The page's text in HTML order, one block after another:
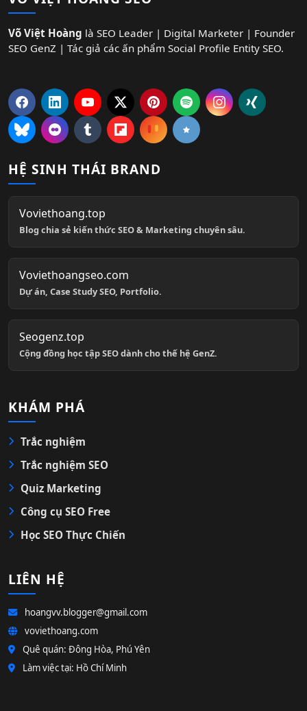
Võ Việt Hoàng là SEO Leader | Digital Marketer | Founder
SEO GenZ | Tác giả các ấn phẩm Social Profile Entity SEO.
HỆ SINH THÁI BRAND
Voviethoang.top
Blog chia sẻ kiến thức SEO & Marketing chuyên sâu.
Voviethoangseo.com
Dự án, Case Study SEO, Portfolio.
Seogenz.top
Cộng đồng học tập SEO dành cho thế hệ GenZ.
KHÁM PHÁ
Trắc nghiệm
Trắc nghiệm SEO
Quiz Marketing
Công cụ SEO Free
Học SEO Thực Chiến
LIÊN HỆ
hoangvv.blogger@gmail.com
voviethoang.com
Quê quán: Đông Hòa, Phú Yên
Làm việc tại: Hồ Chí Minh